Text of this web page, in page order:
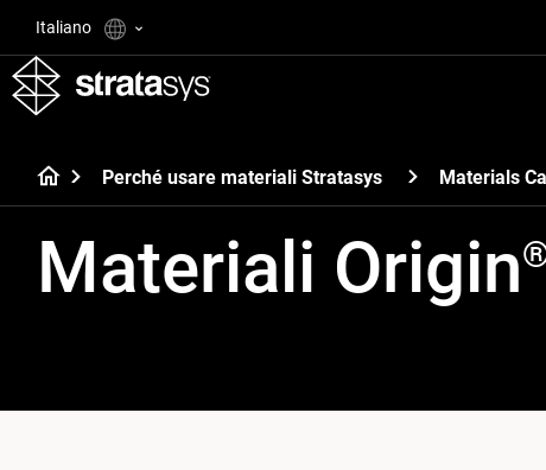
Italiano
Perché usare materiali Stratasys Materials
Materiali Origin